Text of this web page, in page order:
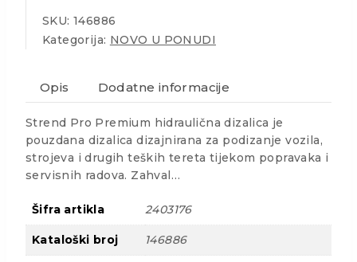
SKU: 146886
Kategorija: NOVO U PONUDI
Opis Dodatne informacije
Strend Pro Premium hidraulična dizalica je
pouzdana dizalica dizajnirana za podizanje vozila,
strojeva i drugih teških tereta tijekom popravaka i
servisnih radova. Zahval…
Šifra artikla 2403176
Kataloški broj 146886